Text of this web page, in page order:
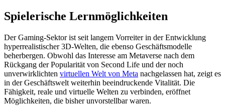
Spielerische Lernmöglichkeiten
Der Gaming-Sektor ist seit langem Vorreiter in der Entwicklung
hyperrealistischer 3D-Welten, die ebenso Geschäftsmodelle
beherbergen. Obwohl das Interesse am Metaverse nach dem
Rückgang der Popularität von Second Life und der noch
unverwirklichten virtuellen Welt von Meta nachgelassen hat, zeigt es
in der Geschäftswelt weiterhin beeindruckende Vitalität. Die
Fähigkeit, reale und virtuelle Welten zu verbinden, eröffnet
Möglichkeiten, die bisher unvorstellbar waren.